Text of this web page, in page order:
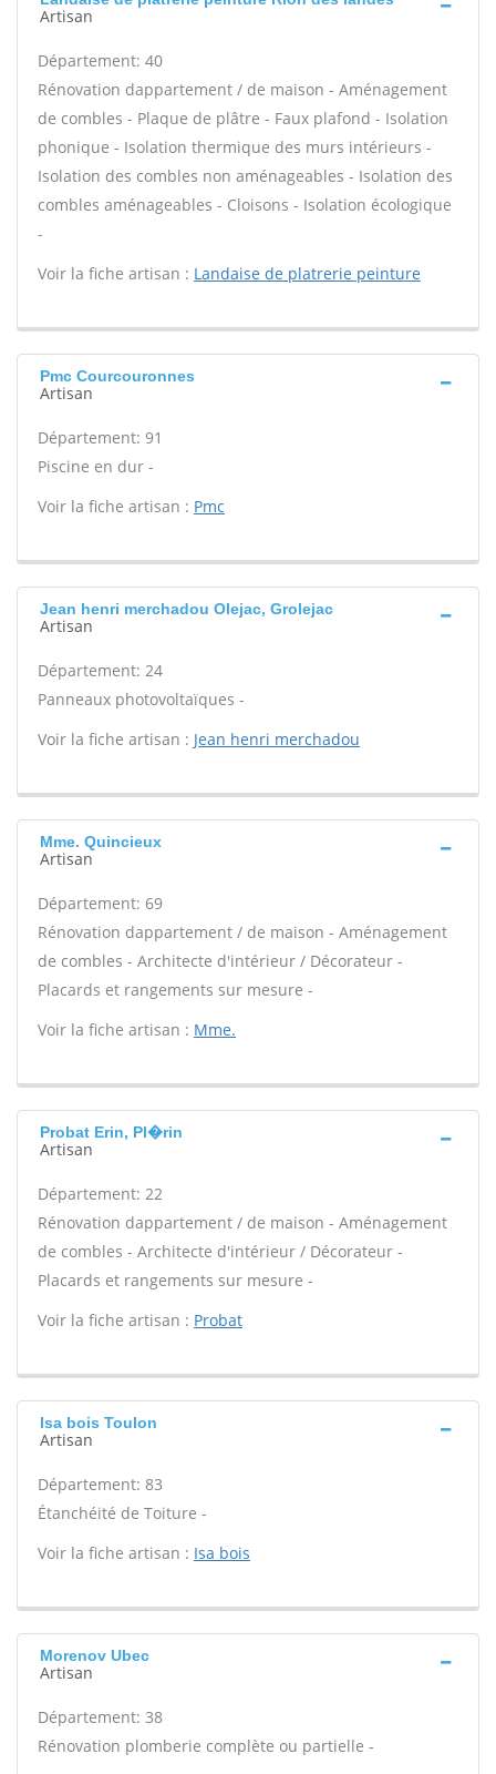
Artisan
Département: 40
Rénovation dappartement / de maison - Aménagement
de combles - Plaque de plâtre - Faux plafond - Isolation
phonique - Isolation thermique des murs intérieurs -
Isolation des combles non aménageables - Isolation des
combles aménageables - Cloisons - Isolation écologique
-
Voir la fiche artisan : Landaise de platrerie peinture
Pmc Courcouronnes
Artisan
Département: 91
Piscine en dur -
Voir la fiche artisan : Pmc
Jean henri merchadou Olejac, Grolejac
Artisan
Département: 24
Panneaux photovoltaïques -
Voir la fiche artisan : Jean henri merchadou
Mme. Quincieux
Artisan
Département: 69
Rénovation dappartement / de maison - Aménagement
de combles - Architecte d'intérieur / Décorateur -
Placards et rangements sur mesure -
Voir la fiche artisan : Mme.
Probat Erin, Pl�rin
Artisan
Département: 22
Rénovation dappartement / de maison - Aménagement
de combles - Architecte d'intérieur / Décorateur -
Placards et rangements sur mesure -
Voir la fiche artisan : Probat
Isa bois Toulon
Artisan
Département: 83
Étanchéité de Toiture -
Voir la fiche artisan : Isa bois
Morenov Ubec
Artisan
Département: 38
Rénovation plomberie complète ou partielle -